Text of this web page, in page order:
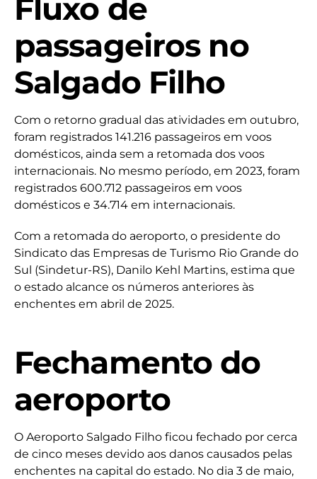
Fluxo de
passageiros no
Salgado Filho
Com o retorno gradual das atividades em outubro,
foram registrados 141.216 passageiros em voos
domésticos, ainda sem a retomada dos voos
internacionais. No mesmo período, em 2023, foram
registrados 600.712 passageiros em voos
domésticos e 34.714 em internacionais.
Com a retomada do aeroporto, o presidente do
Sindicato das Empresas de Turismo Rio Grande do
Sul (Sindetur-RS), Danilo Kehl Martins, estima que
o estado alcance os números anteriores às
enchentes em abril de 2025.
Fechamento do
aeroporto
O Aeroporto Salgado Filho ficou fechado por cerca
de cinco meses devido aos danos causados pelas
enchentes na capital do estado. No dia 3 de maio,